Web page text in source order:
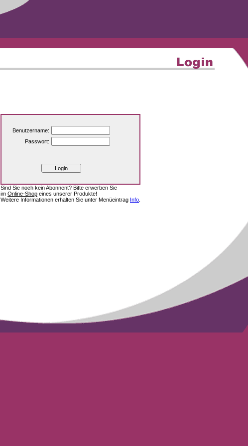
Benutzername:
Passwort:
Sind Sie noch kein Abonnent? Bitte erwerben Sie
im Online-Shop eines unserer Produkte!
Weitere Informationen erhalten Sie unter Menüeintrag Info